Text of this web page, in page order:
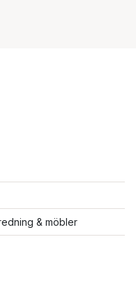
& möbler